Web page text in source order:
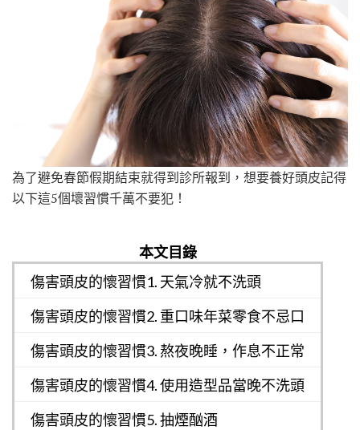
為了避免春節假期結束就得到診所報到，想要養好頭皮記得
以下這5個壞習慣千萬不要犯！
本文目錄
傷害頭皮的懷習慣1. 天氣冷就不洗頭
傷害頭皮的懷習慣2. 重口味年菜零食不忌口
傷害頭皮的懷習慣3. 熬夜晚睡，作息不正常
傷害頭皮的懷習慣4. 使用造型品當晚不洗頭
傷害頭皮的懷習慣5. 抽煙酗酒